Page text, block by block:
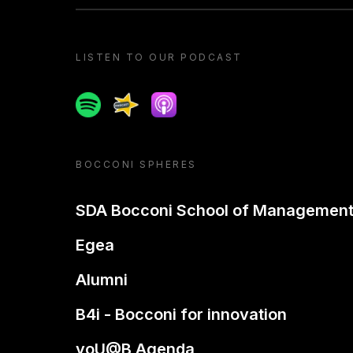
LISTEN TO OUR PODCAST
SpotifySpreakerApple podcast
BOCCONI SPHERES
SDA Bocconi School of Management
Egea
Alumni
B4i - Bocconi for innovation
yoU@B Agenda